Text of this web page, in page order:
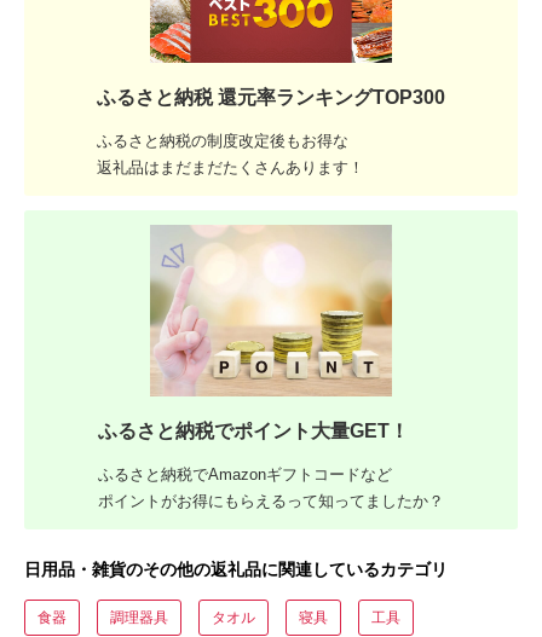
ふるさと納税 還元率ランキングTOP300
ふるさと納税の制度改定後もお得な
返礼品はまだまだたくさんあります！
ふるさと納税でポイント大量GET！
ふるさと納税でAmazonギフトコードなど
ポイントがお得にもらえるって知ってましたか？
日用品・雑貨のその他の返礼品に関連しているカテゴリ
食器 調理器具 タオル 寝具 工具